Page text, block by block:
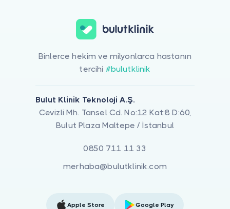
Binlerce hekim ve milyonlarca hastanın
tercihi #bulutklinik
Bulut Klinik Teknoloji A.Ş.
Cevizli Mh. Tansel Cd. No:12 Kat:8 D:60,
Bulut Plaza Maltepe / İstanbul
0850 711 11 33
merhaba@bulutklinik.com
Apple Store Google Play